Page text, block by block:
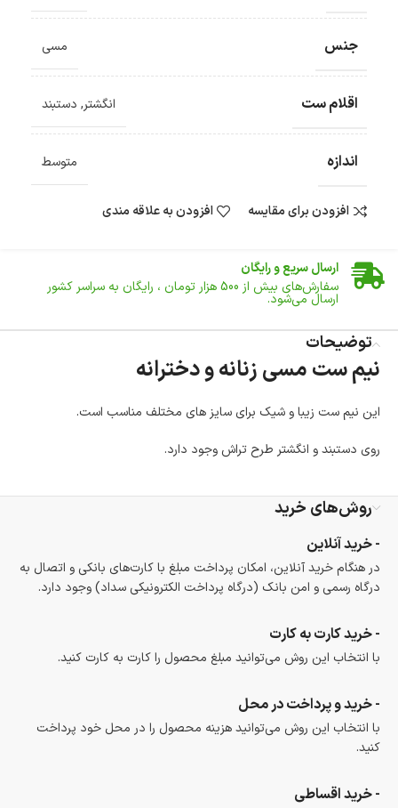
جنس مسی
اقلام ست انگشتر, دستبند
اندازه متوسط
افزودن برای مقایسه افزودن به علاقه مندی
ضمانت اصالت کالا
ارسال سریع و رایگان
سفارش‌های بیش از 500 هزار تومان ، رایگان به سراسر کشور
ارسال می‌شود.
تا 14 روز پس از تحویل کالا می‌توانید آن را برگشت دهید.
امکان پرداخت در محل
وجود دارد.
خرید اقساطی با شرایط آسان و بدون ضامن امکان‌پذیر
است.
گارانتی معتبر برای تمامی محصولات ارائه می‌شود.
توضیحات
نیم ست مسی زنانه و دخترانه
این نیم ست زیبا و شیک برای سایز های مختلف مناسب است.
روی دستبند و انگشتر طرح تراش وجود دارد.
روش‌های خرید
- خرید آنلاین
در هنگام خرید آنلاین، امکان پرداخت مبلغ با کارت‌های بانکی و اتصال به
درگاه رسمی و امن بانک (درگاه پرداخت الکترونیکی سداد) وجود دارد.
- خرید کارت به کارت
با انتخاب این روش می‌توانید مبلغ محصول را کارت به کارت کنید.
- خرید و پرداخت در محل
با انتخاب این روش می‌توانید هزینه محصول را در محل خود پرداخت
کنید.
- خرید اقساطی